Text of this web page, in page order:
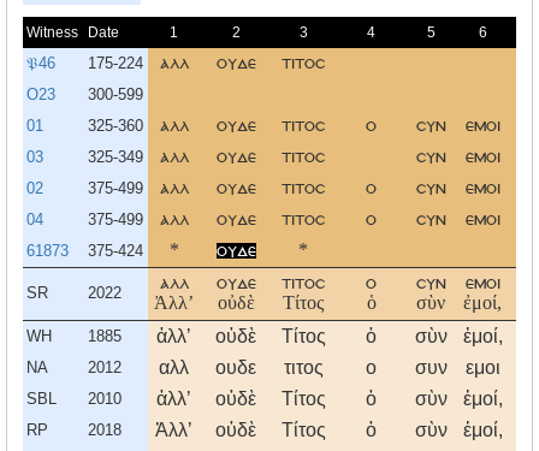
Witness Date 1 2 3 4 5 6
𝔓46 175-224 αλλ ουδε τιτοσ
O23
300-599
01
325-360 αλλ ουδε τιτοσ ο συν εμοι
03 325-349 αλλ ουδε τιτοσ συν εμοι
02 375-499 αλλ ουδε τιτοσ ο συν εμοι
04 375-499 αλλ ουδε τιτοσ ο συν εμοι
61873 375-424 * ουδε *
SR 2022
αλλ
Ἀλλʼ
ουδε
οὐδὲ
τιτοσ
Τίτος
ο
ὁ
συν
σὺν
εμοι
ἐμοί,
WH 1885 ἀλλʼ οὐδὲ Τίτος ὁ σὺν ἐμοί,
NA 2012 αλλ ουδε τιτος ο συν εμοι
SBL 2010 ἀλλʼ οὐδὲ Τίτος ὁ σὺν ἐμοί,
RP 2018 Ἀλλʼ οὐδὲ Τίτος ὁ σὺν ἐμοί,